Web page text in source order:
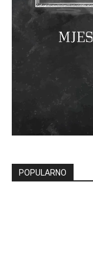
POPULARNO